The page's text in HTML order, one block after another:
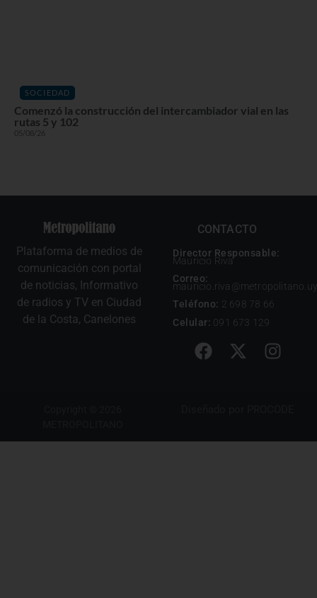
SOCIEDAD
Comenzó la construcción del intercambiador vial en las
rutas 5 y 102
05/08/26
Plataforma de medios de
comunicación con portal
de noticias, Informativo
de radios y TV en Ciudad
de la Costa, Canelones
CONTACTO
Director Responsable:
Mauricio Riva
Correo:
mauricio.riva@metropolitano.uy
Teléfono: 2 698 78 66
Celular: 091 673 129